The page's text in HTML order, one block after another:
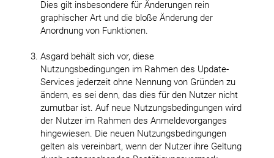
Dies gilt insbesondere für Änderungen rein
graphischer Art und die bloße Änderung der
Anordnung von Funktionen.
Asgard behält sich vor, diese
Nutzungsbedingungen im Rahmen des Update-
Services jederzeit ohne Nennung von Gründen zu
ändern, es sei denn, das dies für den Nutzer nicht
zumutbar ist. Auf neue Nutzungsbedingungen wird
der Nutzer im Rahmen des Anmeldevorganges
hingewiesen. Die neuen Nutzungsbedingungen
gelten als vereinbart, wenn der Nutzer ihre Geltung